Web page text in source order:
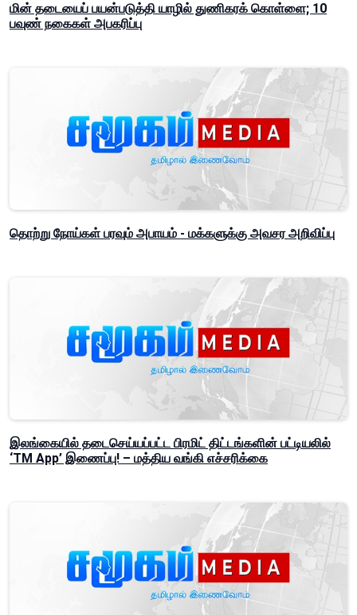
மின் தடையைப் பயன்படுத்தி யாழில் துணிகரக் கொள்ளை; 10
பவுண் நகைகள் அபகரிப்பு
தொற்று நோய்கள் பரவும் அபாயம் - மக்களுக்கு அவசர அறிவிப்பு
இலங்கையில் தடைசெய்யப்பட்ட பிரமிட் திட்டங்களின் பட்டியலில்
‘TM App’ இணைப்பு! – மத்திய வங்கி எச்சரிக்கை